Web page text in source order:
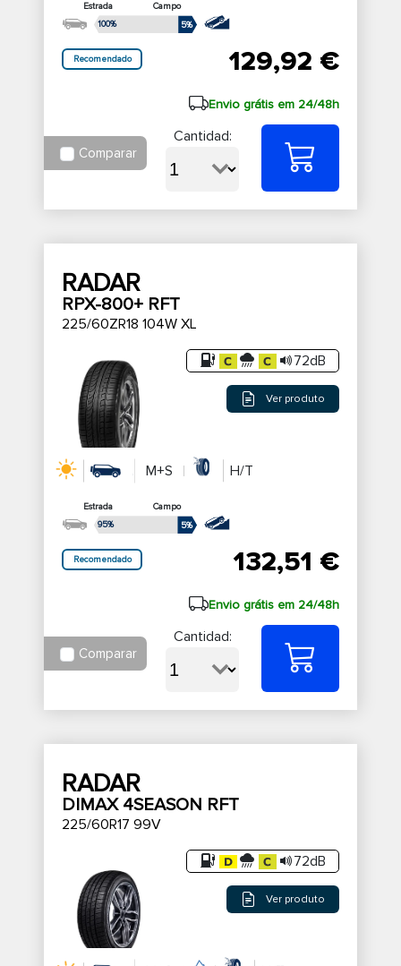
Estrada
Campo
100%
5%
Recomendado 129,92 €
Envio grátis em 24/48h
Comparar
Cantidad:
RADAR
RPX-800+ RFT
225/60ZR18 104W XL
72dB
Ver produto
M+S H/T
Estrada
Campo
95%
5%
Recomendado 132,51 €
Envio grátis em 24/48h
Comparar
Cantidad:
RADAR
DIMAX 4SEASON RFT
225/60R17 99V
72dB
Ver produto